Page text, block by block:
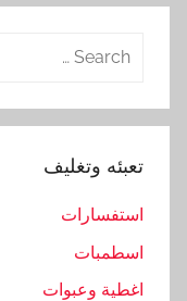
Search
تعبئه وتغليف
استفسارات
اسطمبات
اغطية وعبوات